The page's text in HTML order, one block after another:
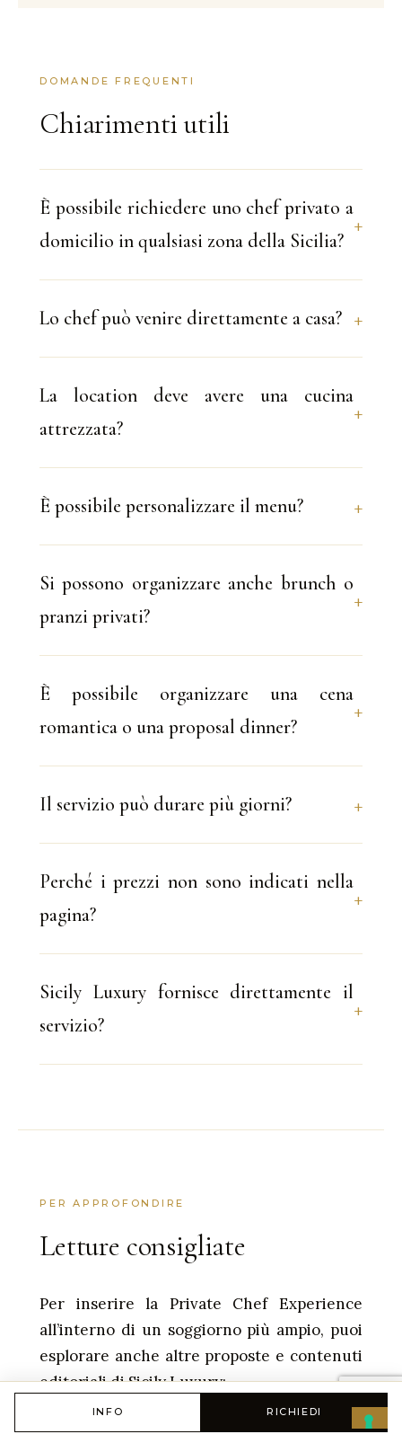
DOMANDE FREQUENTI
Chiarimenti utili
È possibile richiedere uno chef privato a
domicilio in qualsiasi zona della Sicilia?
Lo chef può venire direttamente a casa?
La location deve avere una cucina
attrezzata?
È possibile personalizzare il menu?
Si possono organizzare anche brunch o
pranzi privati?
È possibile organizzare una cena
romantica o una proposal dinner?
Il servizio può durare più giorni?
Perché i prezzi non sono indicati nella
pagina?
Sicily Luxury fornisce direttamente il
servizio?
PER APPROFONDIRE
Letture consigliate
Per inserire la Private Chef Experience
all’interno di un soggiorno più ampio, puoi
esplorare anche altre proposte e contenuti
editoriali di Sicily Luxury:
INFO RICHIEDI